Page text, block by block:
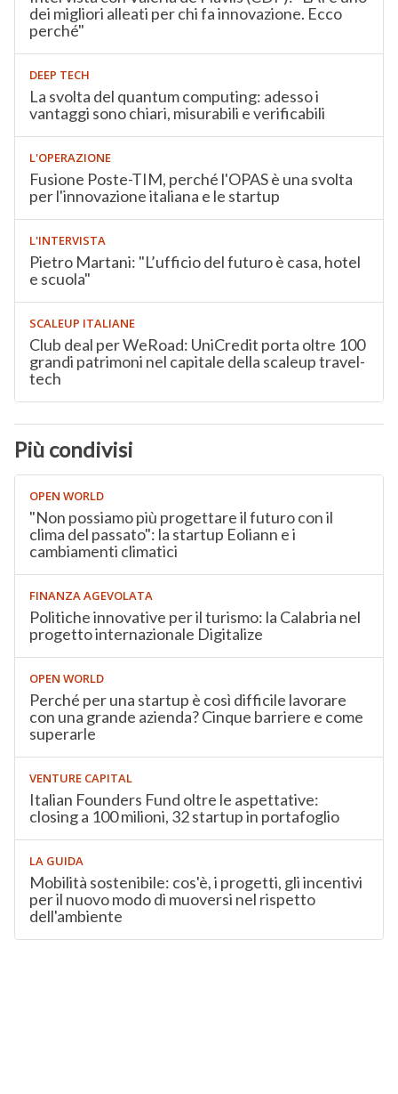
dei migliori alleati per chi fa innovazione. Ecco
perché"
DEEP TECH
La svolta del quantum computing: adesso i
vantaggi sono chiari, misurabili e verificabili
L'OPERAZIONE
Fusione Poste-TIM, perché l'OPAS è una svolta
per l'innovazione italiana e le startup
L'INTERVISTA
Pietro Martani: "L’ufficio del futuro è casa, hotel
e scuola"
SCALEUP ITALIANE
Club deal per WeRoad: UniCredit porta oltre 100
grandi patrimoni nel capitale della scaleup travel-
tech
Più condivisi
OPEN WORLD
"Non possiamo più progettare il futuro con il
clima del passato": la startup Eoliann e i
cambiamenti climatici
FINANZA AGEVOLATA
Politiche innovative per il turismo: la Calabria nel
progetto internazionale Digitalize
OPEN WORLD
Perché per una startup è così difficile lavorare
con una grande azienda? Cinque barriere e come
superarle
VENTURE CAPITAL
Italian Founders Fund oltre le aspettative:
closing a 100 milioni, 32 startup in portafoglio
LA GUIDA
Mobilità sostenibile: cos'è, i progetti, gli incentivi
per il nuovo modo di muoversi nel rispetto
dell'ambiente